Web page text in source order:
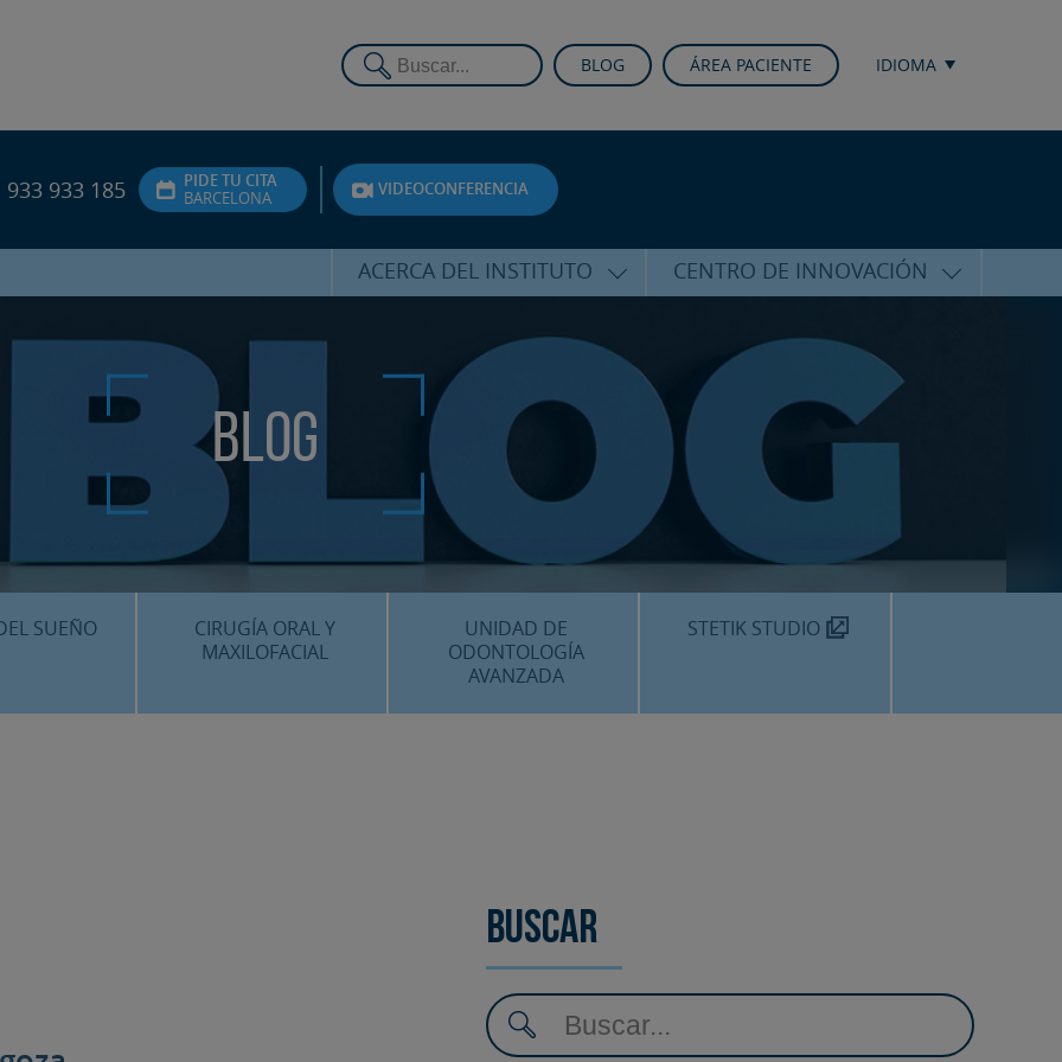
BLOG ÁREA PACIENTE IDIOMA
933 933 185
PIDE TU CITA
BARCELONA
VIDEOCONFERENCIA
ACERCA DEL INSTITUTO
EQUIPO
ATENCIÓN PERSONALIZADA
UNIDAD DE ACOMPAÑAMIENTO
PSICOLÓGICO
SERVICIOS INTERNACIONALES
CENTRO MÉDICO TEKNON
CENTRO DE INNOVACIÓN
CURSOS Y CONFERENCIAS
FORMACIÓN
PUBLICACIONES CIENTÍFICAS
LA VOZ DEL EXPERTO
Blog
SUEÑO
CIRUGÍA ORAL Y
MAXILOFACIAL
UNIDAD DE
ODONTOLOGÍA
AVANZADA
STETIK STUDIO
Buscar